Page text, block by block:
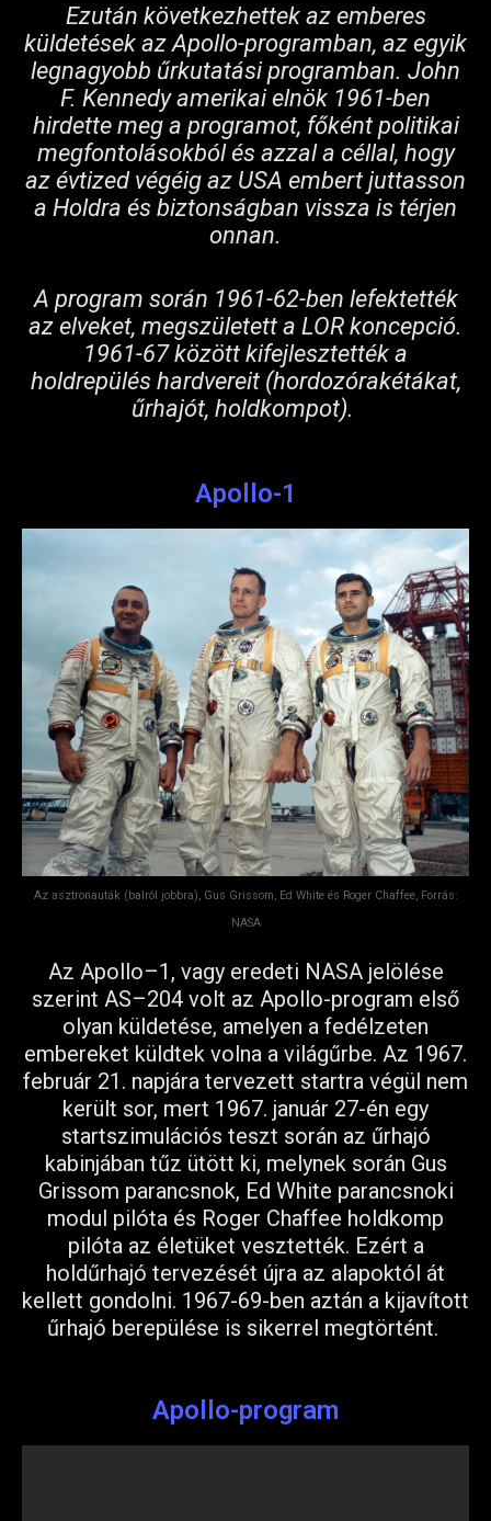
Ezután következhettek az emberes
küldetések az Apollo-programban, az egyik
legnagyobb űrkutatási programban. John
F. Kennedy amerikai elnök 1961-ben
hirdette meg a programot, főként politikai
megfontolásokból és azzal a céllal, hogy
az évtized végéig az USA embert juttasson
a Holdra és biztonságban vissza is térjen
onnan.
A program során 1961-62-ben lefektették
az elveket, megszületett a LOR koncepció.
1961-67 között kifejlesztették a
holdrepülés hardvereit (hordozórakétákat,
űrhajót, holdkompot).
Apollo-1
Az asztronauták (balról jobbra), Gus Grissom, Ed White és Roger Chaffee, Forrás:
NASA
Az Apollo–1, vagy eredeti NASA jelölése
szerint AS–204 volt az Apollo-program első
olyan küldetése, amelyen a fedélzeten
embereket küldtek volna a világűrbe. Az 1967.
február 21. napjára tervezett startra végül nem
került sor, mert 1967. január 27-én egy
startszimulációs teszt során az űrhajó
kabinjában tűz ütött ki, melynek során Gus
Grissom parancsnok, Ed White parancsnoki
modul pilóta és Roger Chaffee holdkomp
pilóta az életüket vesztették. Ezért a
holdűrhajó tervezését újra az alapoktól át
kellett gondolni. 1967-69-ben aztán a kijavított
űrhajó berepülése is sikerrel megtörtént.
Apollo-program